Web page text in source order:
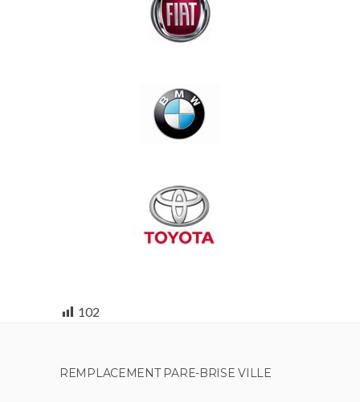
102
REMPLACEMENT PARE-BRISE VILLE